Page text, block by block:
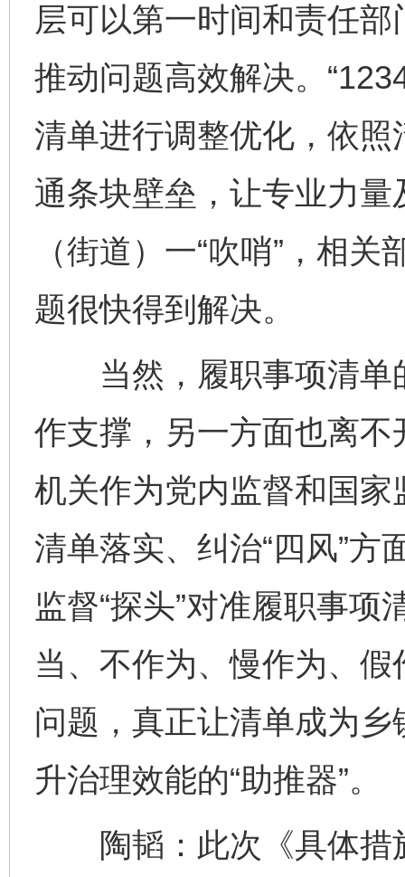
层可以第一时间和责任
推动问题高效解决。
清单进行调整优化，依
通条块壁垒，让专业力
（街道）一“吹哨”，相
题很快得到解决。
当然，履职事项清单
作支撑，另一方面也离
机关作为党内监督和国
清单落实、纠治“四风”
监督“探头”对准履职事
当、不作为、慢作为、
问题，真正让清单成为乡
升治理效能的“助推器”。
陶韬：此次《具体措